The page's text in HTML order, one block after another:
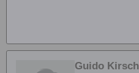
Guido Kirsch